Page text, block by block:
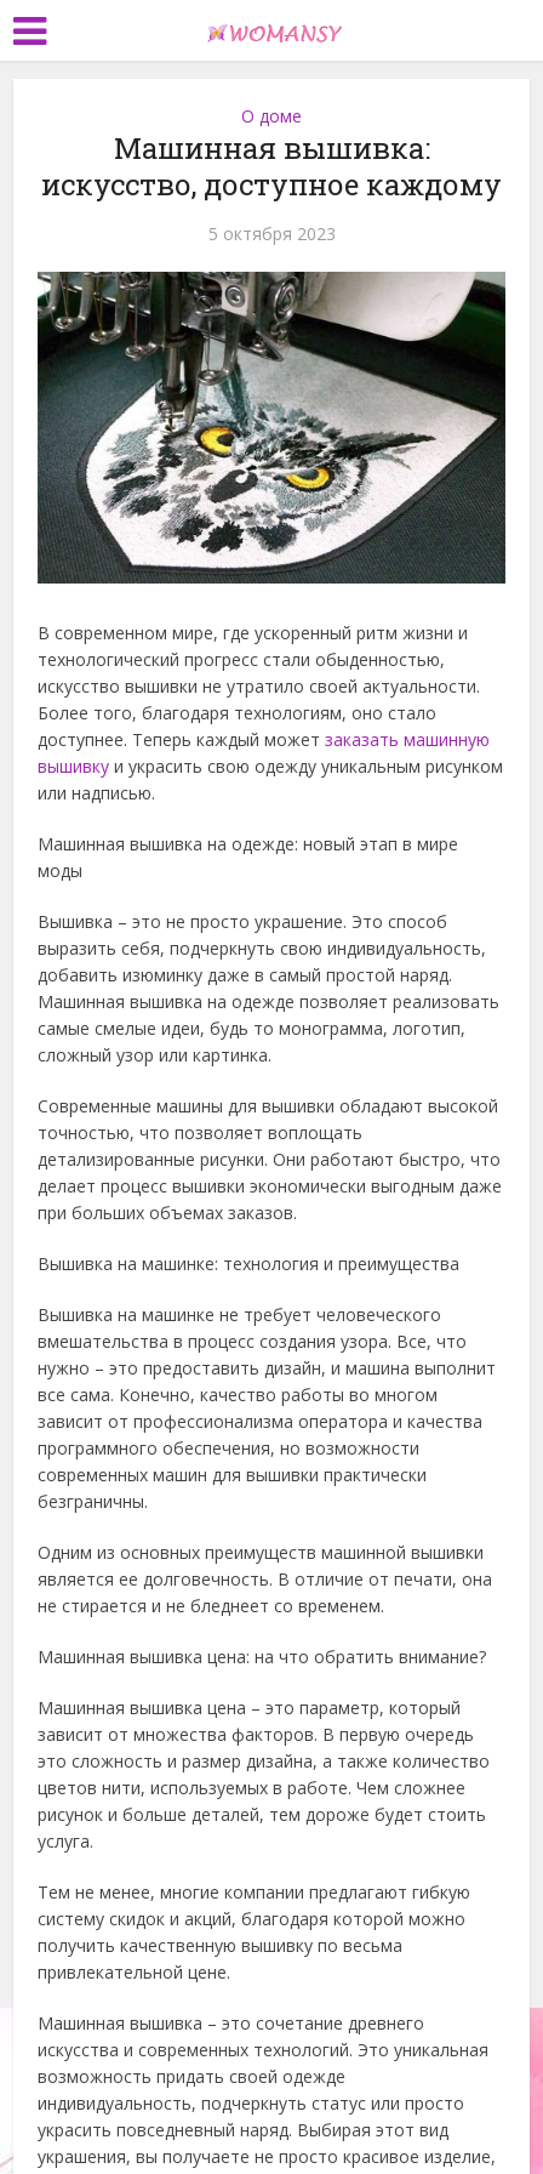
О доме
Машинная вышивка:
искусство, доступное каждому
5 октября 2023
В современном мире, где ускоренный ритм жизни и
технологический прогресс стали обыденностью,
искусство вышивки не утратило своей актуальности.
Более того, благодаря технологиям, оно стало
доступнее. Теперь каждый можетзаказать машинную
вышивку и украсить свою одежду уникальным рисунком
или надписью.
Машинная вышивка на одежде: новый этап в мире
моды
Вышивка – это не просто украшение. Это способ
выразить себя, подчеркнуть свою индивидуальность,
добавить изюминку даже в самый простой наряд.
Машинная вышивка на одежде позволяет реализовать
самые смелые идеи, будь то монограмма, логотип,
сложный узор или картинка.
Современные машины для вышивки обладают высокой
точностью, что позволяет воплощать
детализированные рисунки. Они работают быстро, что
делает процесс вышивки экономически выгодным даже
при больших объемах заказов.
Вышивка на машинке: технология и преимущества
Вышивка на машинке не требует человеческого
вмешательства в процесс создания узора. Все, что
нужно – это предоставить дизайн, и машина выполнит
все сама. Конечно, качество работы во многом
зависит от профессионализма оператора и качества
программного обеспечения, но возможности
современных машин для вышивки практически
безграничны.
Одним из основных преимуществ машинной вышивки
является ее долговечность. В отличие от печати, она
не стирается и не бледнеет со временем.
Машинная вышивка цена: на что обратить внимание?
Машинная вышивка цена – это параметр, который
зависит от множества факторов. В первую очередь
это сложность и размер дизайна, а также количество
цветов нити, используемых в работе. Чем сложнее
рисунок и больше деталей, тем дороже будет стоить
услуга.
Тем не менее, многие компании предлагают гибкую
систему скидок и акций, благодаря которой можно
получить качественную вышивку по весьма
привлекательной цене.
Машинная вышивка – это сочетание древнего
искусства и современных технологий. Это уникальная
возможность придать своей одежде
индивидуальность, подчеркнуть статус или просто
украсить повседневный наряд. Выбирая этот вид
украшения, вы получаете не просто красивое изделие,